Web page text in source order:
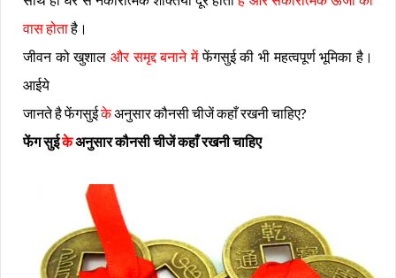
वास होताहै।
जीवन को खुशाल और समृद्द बनाने मेंफेंगसुई की भी महत्वपूर्ण भूमिका है।
आईये
जानते है फेंगसुईकेअनुसार कौनसी चीजें कहाँ रखनी चाहिए?
फेंग सुईकेअनुसार कौनसी चीजें कहाँ रखनी चाहिए